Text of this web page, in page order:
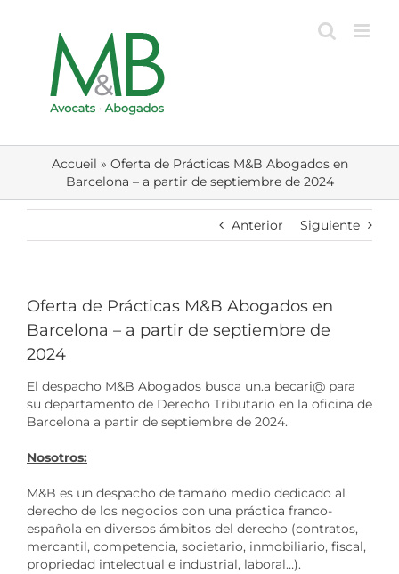
Accueil » Oferta de Prácticas M&B Abogados en
Barcelona – a partir de septiembre de 2024
Anterior Siguiente
Oferta de Prácticas M&B Abogados en
Barcelona – a partir de septiembre de
2024
El despacho M&B Abogados busca un.a becari@ para
su departamento de Derecho Tributario en la oficina de
Barcelona a partir de septiembre de 2024.
Nosotros:
M&B es un despacho de tamaño medio dedicado al
derecho de los negocios con una práctica franco-
española en diversos ámbitos del derecho (contratos,
mercantil, competencia, societario, inmobiliario, fiscal,
propriedad intelectual e industrial, laboral…).